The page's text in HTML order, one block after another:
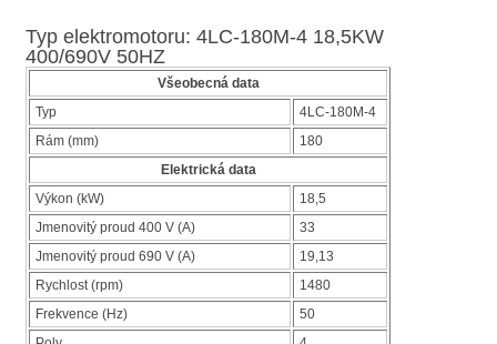
Typ elektromotoru: 4LC-180M-4 18,5KW
400/690V 50HZ
Všeobecná data
Typ
4LC-180M-4
Rám (mm)
180
Elektrická data
Výkon (kW)
18,5
Jmenovitý proud 400 V (A)
33
Jmenovitý proud 690 V (A)
19,13
Rychlost (rpm)
1480
Frekvence (Hz)
50